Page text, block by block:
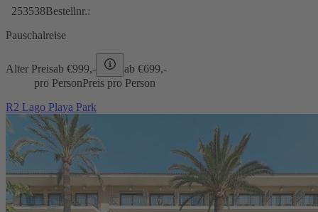
253538Bestellnr.:
Pauschalreise
Alter Preisab €999,- ab €699,-
pro PersonPreis pro Person
R2 Lago Playa Park